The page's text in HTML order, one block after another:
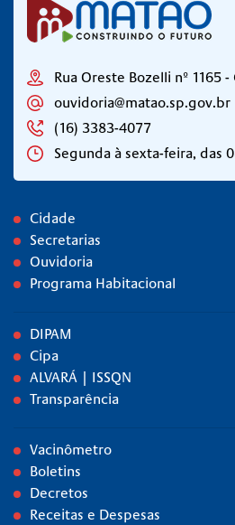
Rua Oreste Bozelli nº 1165
ouvidoria@matao.sp.gov.br
(16) 3383-4077
Segunda à sexta-feira, das
Cidade
Secretarias
Ouvidoria
Programa Habitacional
DIPAM
Cipa
ALVARÁ | ISSQN
Transparência
Vacinômetro
Boletins
Decretos
Receitas e Despesas